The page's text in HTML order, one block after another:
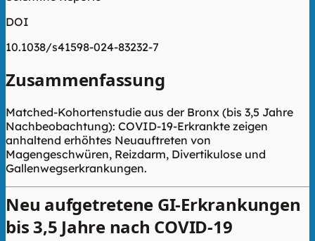
DOI
10.1038/s41598-024-83232-7
Zusammenfassung
Matched-Kohortenstudie aus der Bronx (bis 3,5 Jahre
Nachbeobachtung): COVID-19-Erkrankte zeigen
anhaltend erhöhtes Neuauftreten von
Magengeschwüren, Reizdarm, Divertikulose und
Gallenwegserkrankungen.
Neu aufgetretene GI-Erkrankungen
bis 3,5 Jahre nach COVID-19